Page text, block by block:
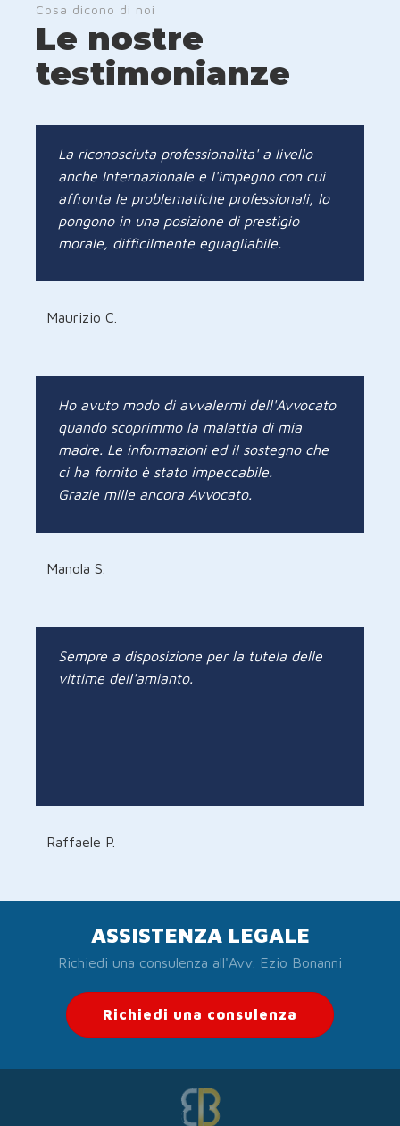
Cosa dicono di noi
Le nostre
testimonianze
La riconosciuta professionalita' a livello
anche Internazionale e l'impegno con cui
affronta le problematiche professionali, lo
pongono in una posizione di prestigio
morale, difficilmente eguagliabile.
Maurizio C.
Ho avuto modo di avvalermi dell'Avvocato
quando scoprimmo la malattia di mia
madre. Le informazioni ed il sostegno che
ci ha fornito è stato impeccabile.
Grazie mille ancora Avvocato.
Manola S.
Sempre a disposizione per la tutela delle
vittime dell'amianto.
Raffaele P.
ASSISTENZA LEGALE
Richiedi una consulenza all'Avv. Ezio Bonanni
Richiedi una consulenza